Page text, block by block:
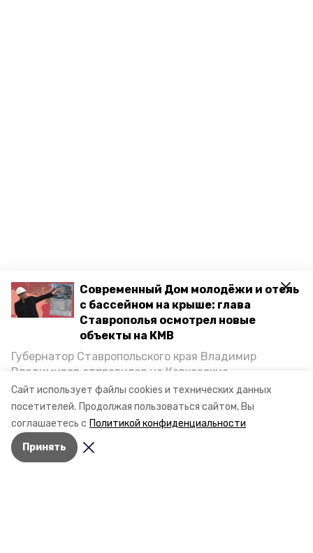
Сайт использует файлы cookies и технических данных
посетителей. Продолжая пользоваться сайтом, Вы
соглашаетесь с Политикой конфиденциальности
Принять
Современный Дом молодёжи и отель
с бассейном на крыше: глава
Ставрополья осмотрел новые
объекты на КМВ
Губернатор Ставропольского края Владимир
Владимиров отправился на Кавказские
Минеральные Воды, чтобы проинспектировать
строительство объектов в Кисловодске и
Минводах, а также выслушать предложения о
постройке новых точек притяжения для местных
жителей. Подробнее — в материале «Победы26».
Разделы
Новости
Статьи
О компании